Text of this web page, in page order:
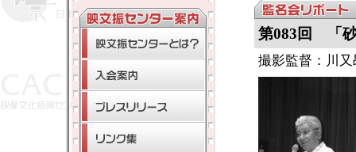
第083回 「
撮影監督：川